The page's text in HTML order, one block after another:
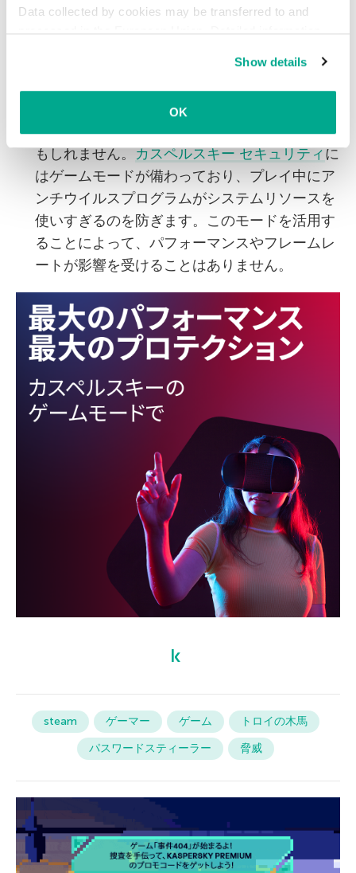
Data collected by cookies may be transferred to and
processed in the European Union. Detailed information
Show details
OK
信頼できるセキュリティ製品を使用する。カス
ペルスキー セキュリティは、スティーラーを検
セキュリティ製品は、プレイ中もオフにしな
。セキュリティ製品を無効にしてしまうと、
パスワードスティーラーが突然活動を始めるか
もしれません。カスペルスキー セキュリティに
はゲームモードが備わっており、プレイ中にア
ンチウイルスプログラムがシステムリソースを
使いすぎるのを防ぎます。このモードを活用す
ることによって、パフォーマンスやフレームレ
ートが影響を受けることはありません。
steam ゲーマー ゲーム
トロイの木馬
パスワードスティーラー
脅威